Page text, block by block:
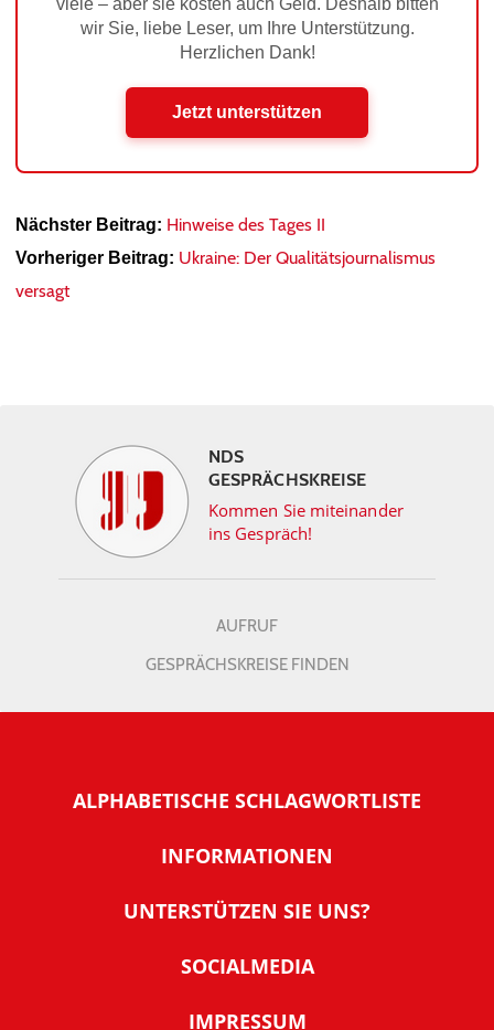
viele – aber sie kosten auch Geld. Deshalb bitten
wir Sie, liebe Leser, um Ihre Unterstützung.
Herzlichen Dank!
Jetzt unterstützen
Nächster Beitrag: Hinweise des Tages II
Vorheriger Beitrag: Ukraine: Der Qualitätsjournalismus
versagt
NDS
GESPRÄCHSKREISE
Kommen Sie miteinander
ins Gespräch!
AUFRUF
GESPRÄCHSKREISE FINDEN
ALPHABETISCHE SCHLAGWORTLISTE
INFORMATIONEN
Warum NachDenkSeiten
Tipps zur Nutzung der NachDenkSeiten
Banner und E-Mail-Signaturen
UNTERSTÜTZEN SIE UNS?
SOCIALMEDIA
IMPRESSUM